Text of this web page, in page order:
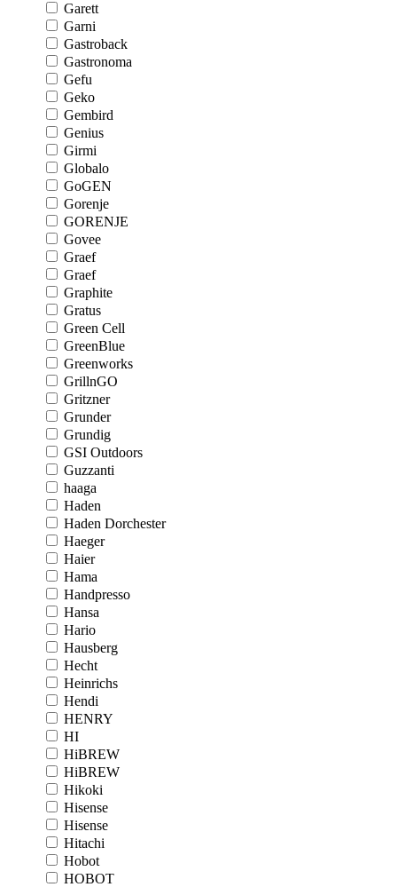
Garett
Garni
Gastroback
Gastronoma
Gefu
Geko
Gembird
Genius
Girmi
Globalo
GoGEN
Gorenje
GORENJE
Govee
Graef
Graef
Graphite
Gratus
Green Cell
GreenBlue
Greenworks
GrillnGO
Gritzner
Grunder
Grundig
GSI Outdoors
Guzzanti
haaga
Haden
Haden Dorchester
Haeger
Haier
Hama
Handpresso
Hansa
Hario
Hausberg
Hecht
Heinrichs
Hendi
HENRY
HI
HiBREW
HiBREW
Hikoki
Hisense
Hisense
Hitachi
Hobot
HOBOT